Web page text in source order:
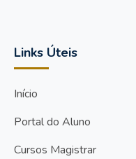
Links Úteis
Início
Portal do Aluno
Cursos Magistrar